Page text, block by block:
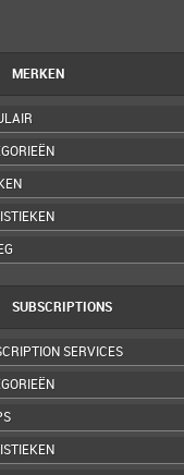
MERKEN
SUBSCRIPTIONS
SERVICES